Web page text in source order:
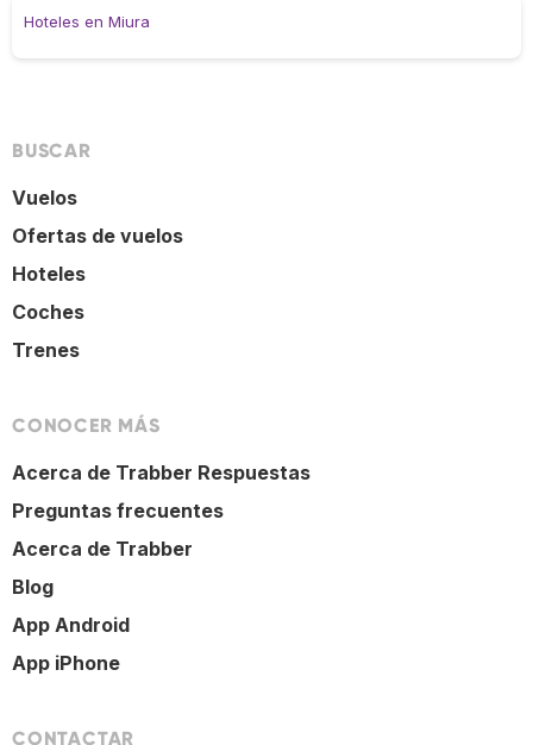
Hoteles en Miura
BUSCAR
Vuelos
Ofertas de vuelos
Hoteles
Coches
Trenes
CONOCER MÁS
Acerca de Trabber Respuestas
Preguntas frecuentes
Acerca de Trabber
Blog
App Android
App iPhone
CONTACTAR